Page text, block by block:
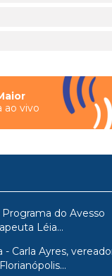
ao vivo
do Avesso
Léia...
- Carla Ayres,